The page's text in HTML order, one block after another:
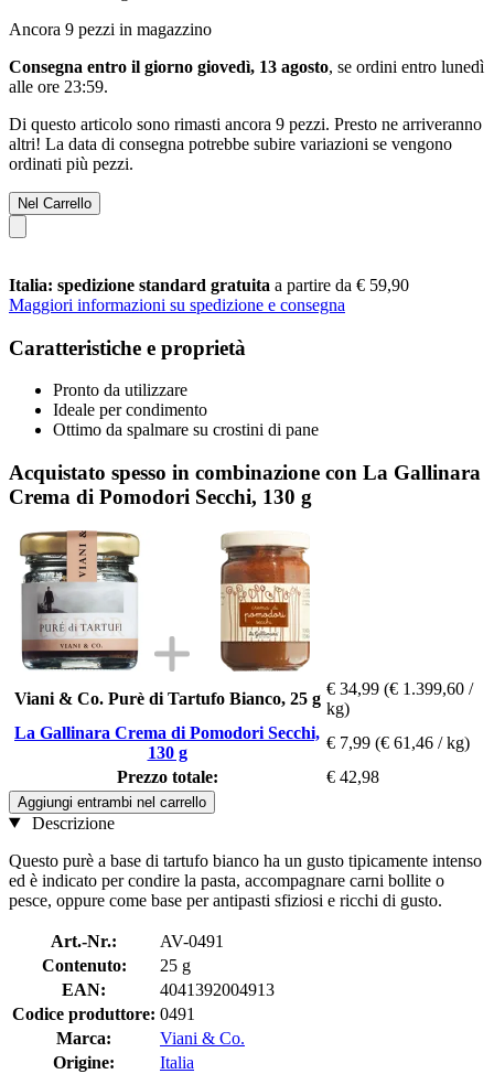
Ancora 9 pezzi in magazzino
Consegna entro il giorno giovedì, 13 agosto, se ordini entro lunedì
alle ore 23:59.
Di questo articolo sono rimasti ancora 9 pezzi. Presto ne arriveranno
altri! La data di consegna potrebbe subire variazioni se vengono
ordinati più pezzi.
Nel Carrello
Italia: spedizione standard gratuita a partire da € 59,90
Maggiori informazioni su spedizione e consegna
Caratteristiche e proprietà
Pronto da utilizzare
Ideale per condimento
Ottimo da spalmare su crostini di pane
Acquistato spesso in combinazione con La Gallinara
Crema di Pomodori Secchi, 130 g
Viani & Co. Purè di Tartufo Bianco, 25 g
€ 34,99 (€ 1.399,60 /
kg)
La Gallinara Crema di Pomodori Secchi,
130 g
€ 7,99 (€ 61,46 / kg)
Prezzo totale:
€ 42,98
Aggiungi entrambi nel carrello
Descrizione
Questo purè a base di tartufo bianco ha un gusto tipicamente intenso
ed è indicato per condire la pasta, accompagnare carni bollite o
pesce, oppure come base per antipasti sfiziosi e ricchi di gusto.
Art.-Nr.:
AV-0491
Contenuto:
25 g
EAN:
4041392004913
Codice produttore: 0491
Marca:
Viani & Co.
Origine:
Italia